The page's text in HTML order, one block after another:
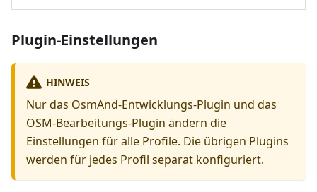
Plugin-Einstellungen
HINWEIS
Nur das OsmAnd-Entwicklungs-Plugin und das
OSM-Bearbeitungs-Plugin ändern die
Einstellungen für alle Profile. Die übrigen Plugins
werden für jedes Profil separat konfiguriert.